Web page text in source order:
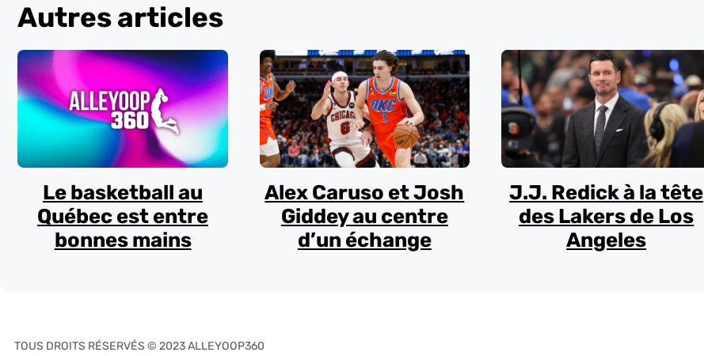
Autres articles
Le basketball au
Québec est entre
bonnes mains
Alex Caruso et Josh
Giddey au centre
d’un échange
J.J. Redick à la tête
des Lakers de Los
Angeles
TOUS DROITS RÉSERVÉS © 2023 ALLEYOOP360